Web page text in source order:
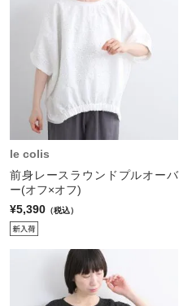
le colis
前身レースラウンドプルオーバ
ー(オフ×オフ)
¥5,390 （税込）